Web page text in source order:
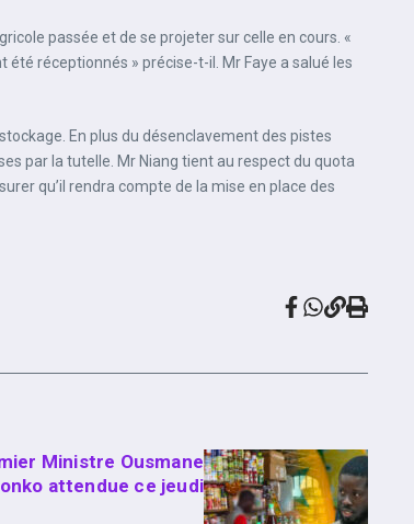
passée et de se projeter sur celle en cours. «
réceptionnés » précise-t-il. Mr Faye a salué les
En plus du désenclavement des pistes
par la tutelle. Mr Niang tient au respect du quota
qu’il rendra compte de la mise en place des
Ministre Ousmane
attendue ce jeudi